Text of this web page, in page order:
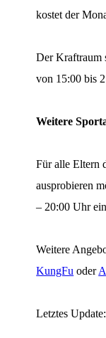
kostet der
Der Kraftraum
von 15:00 bis
Weitere
Für alle Eltern
ausprobieren
– 20:00 Uhr
Weitere
KungFu oder
Letztes